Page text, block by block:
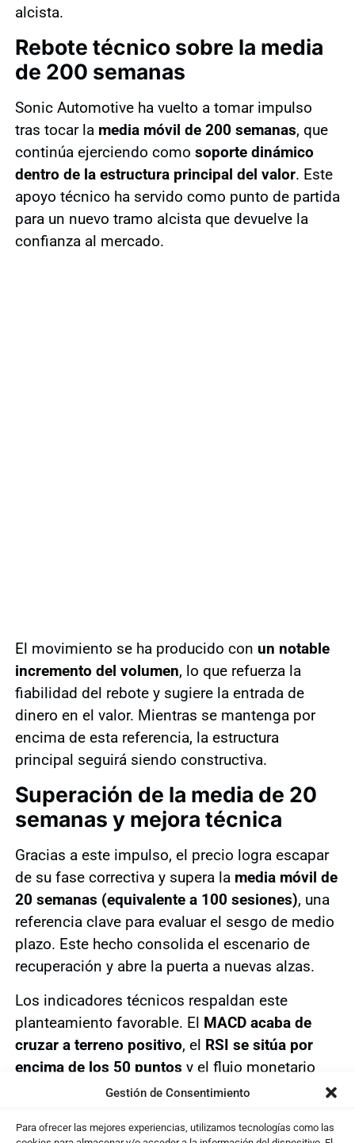
Gestión de Consentimiento
Para ofrecer las mejores experiencias, utilizamos tecnologías como las
alcista.
Rebote técnico sobre la media
de 200 semanas
Sonic Automotive ha vuelto a tomar impulso
tras tocar la media móvil de 200 semanas, que
continúa ejerciendo como soporte dinámico
dentro de la estructura principal del valor. Este
apoyo técnico ha servido como punto de partida
para un nuevo tramo alcista que devuelve la
confianza al mercado.
El movimiento se ha producido con un notable
incremento del volumen, lo que refuerza la
fiabilidad del rebote y sugiere la entrada de
dinero en el valor. Mientras se mantenga por
encima de esta referencia, la estructura
principal seguirá siendo constructiva.
Superación de la media de 20
semanas y mejora técnica
Gracias a este impulso, el precio logra escapar
de su fase correctiva y supera la media móvil de
20 semanas (equivalente a 100 sesiones), una
referencia clave para evaluar el sesgo de medio
plazo. Este hecho consolida el escenario de
recuperación y abre la puerta a nuevas alzas.
Los indicadores técnicos respaldan este
planteamiento favorable. El MACD acaba de
cruzar a terreno positivo, el RSI se sitúa por
encima de los 50 puntos y el flujo monetario
muestra presión compradora, configurando un